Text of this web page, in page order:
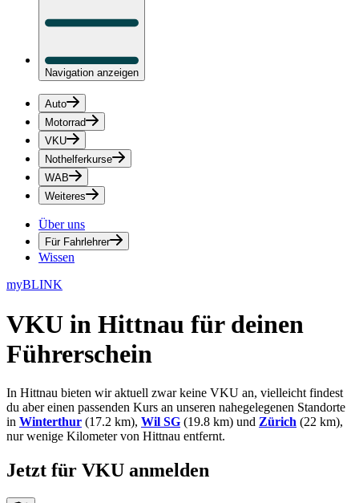
Navigation anzeigen
Auto
Motorrad
VKU
Nothelferkurse
WAB
Weiteres
Über uns
Für Fahrlehrer
Wissen
myBLINK
VKU in Hittnau für deinen
Führerschein
In Hittnau bieten wir aktuell zwar keine VKU an, vielleicht findest
du aber einen passenden Kurs an unseren nahegelegenen Standorte
in Winterthur (17.2 km), Wil SG (19.8 km) und Zürich (22 km),
nur wenige Kilometer von Hittnau entfernt.
Jetzt für VKU anmelden